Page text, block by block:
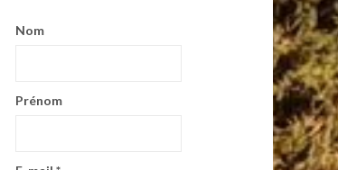
Nom
Prénom